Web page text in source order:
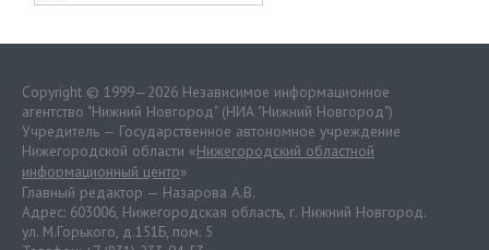
Copyright © 1999—2026 Независимое информационное
агентство "Нижний Новгород" (НИА "Нижний Новгород")
Учредитель — Государственное автономное учреждение
Нижегородской области «Нижегородский областной
информационный центр»
Главный редактор — Назарова А.В.
Адрес: 603006, Нижегородская область, г. Нижний Новгород.
ул. М.Горького, д.151Б, пом. 5